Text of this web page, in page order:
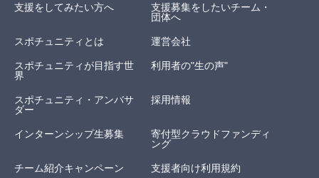
支援をしてみたい方へ
支援募集をしたいチーム・
団体へ
スポチュニティとは 運営会社
スポチュニティが目指す世
界
利用者の"生の声"
スポチュニティ・アンバサ
ダー
採用情報
インターンシップ生募集
寄付型クラウドファンディ
ング
チーム紹介キャンペーン 支援者向け利用規約